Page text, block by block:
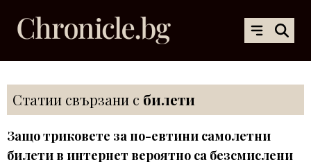
Статии свързани с билети
Защо триковете за по-евтини самолетни
билети в интернет вероятно са безсмислени